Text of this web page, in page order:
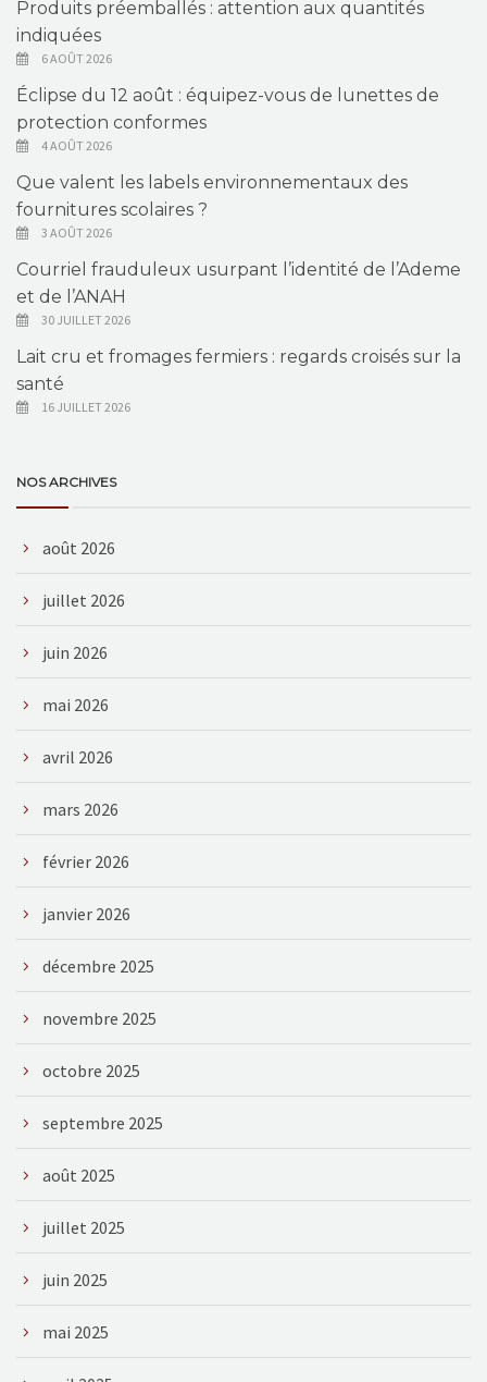
Produits préemballés : attention aux quantités
indiquées
6 AOÛT 2026
Éclipse du 12 août : équipez-vous de lunettes de
protection conformes
4 AOÛT 2026
Que valent les labels environnementaux des
fournitures scolaires ?
3 AOÛT 2026
Courriel frauduleux usurpant l’identité de l’Ademe
et de l’ANAH
30 JUILLET 2026
Lait cru et fromages fermiers : regards croisés sur la
santé
16 JUILLET 2026
NOS ARCHIVES
août 2026
juillet 2026
juin 2026
mai 2026
avril 2026
mars 2026
février 2026
janvier 2026
décembre 2025
novembre 2025
octobre 2025
septembre 2025
août 2025
juillet 2025
juin 2025
mai 2025